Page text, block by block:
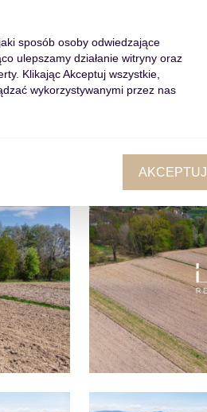
sposób osoby odwiedzające
ulepszamy działanie witryny oraz
Klikając Akceptuj wszystkie,
wykorzystywanymi przez nas
AKCEPTUJ